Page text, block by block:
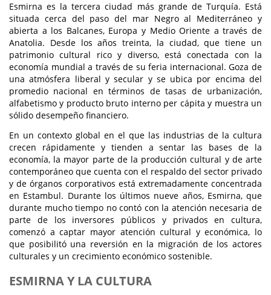
Esmirna es la tercera ciudad más grande de Turquía. Está
situada cerca del paso del mar Negro al Mediterráneo y
abierta a los Balcanes, Europa y Medio Oriente a través de
Anatolia. Desde los años treinta, la ciudad, que tiene un
patrimonio cultural rico y diverso, está conectada con la
economía mundial a través de su feria internacional. Goza de
una atmósfera liberal y secular y se ubica por encima del
promedio nacional en términos de tasas de urbanización,
alfabetismo y producto bruto interno per cápita y muestra un
sólido desempeño financiero.
En un contexto global en el que las industrias de la cultura
crecen rápidamente y tienden a sentar las bases de la
economía, la mayor parte de la producción cultural y de arte
contemporáneo que cuenta con el respaldo del sector privado
y de órganos corporativos está extremadamente concentrada
en Estambul. Durante los últimos nueve años, Esmirna, que
durante mucho tiempo no contó con la atención necesaria de
parte de los inversores públicos y privados en cultura,
comenzó a captar mayor atención cultural y económica, lo
que posibilitó una reversión en la migración de los actores
culturales y un crecimiento económico sostenible.
ESMIRNA Y LA CULTURA